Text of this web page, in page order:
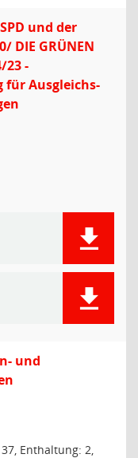
und der
DIE GRÜNEN
23 -
für Ausgleichs-
und
37, Enthaltung: 2,